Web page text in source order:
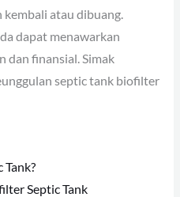
atau dibuang.
dapat menawarkan
dan finansial. Simak
septic tank biofilter
Septic Tank